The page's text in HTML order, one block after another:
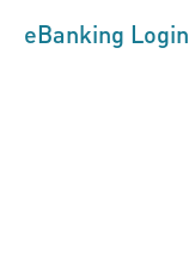
eBanking Login